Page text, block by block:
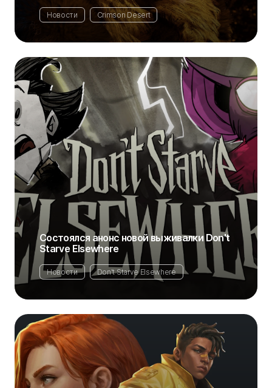
Новости Crimson Desert
Состоялся анонс новой выживалки Don't
Starve Elsewhere
Новости Don't Starve Elsewhere